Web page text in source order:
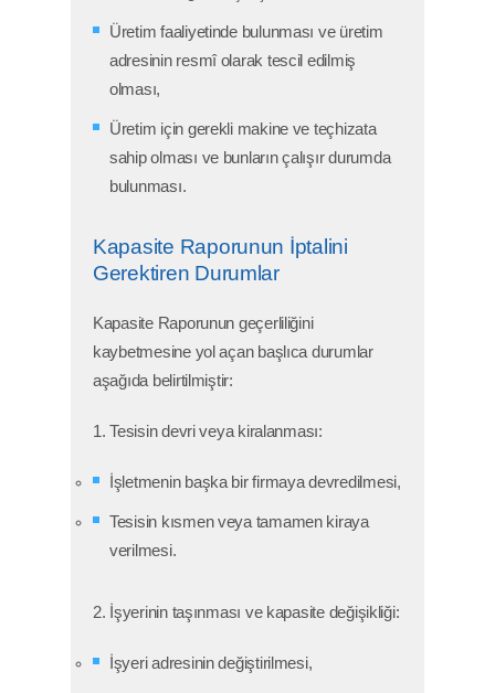
Üretim faaliyetinde bulunması ve üretim
adresinin resmî olarak tescil edilmiş
olması,
Üretim için gerekli makine ve teçhizata
sahip olması ve bunların çalışır durumda
bulunması.
Kapasite Raporunun İptalini
Gerektiren Durumlar
Kapasite Raporunun geçerliliğini
kaybetmesine yol açan başlıca durumlar
aşağıda belirtilmiştir:
1. Tesisin devri veya kiralanması:
İşletmenin başka bir firmaya devredilmesi,
Tesisin kısmen veya tamamen kiraya
verilmesi.
2. İşyerinin taşınması ve kapasite değişikliği:
İşyeri adresinin değiştirilmesi,